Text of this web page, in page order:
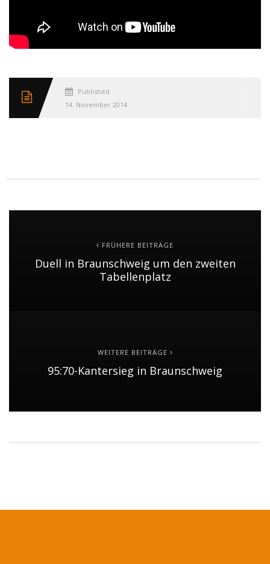
Published
14. November 2014
FRÜHERE BEITRÄGE
Duell in Braunschweig um den zweiten
Tabellenplatz
WEITERE BEITRÄGE
95:70-Kantersieg in Braunschweig